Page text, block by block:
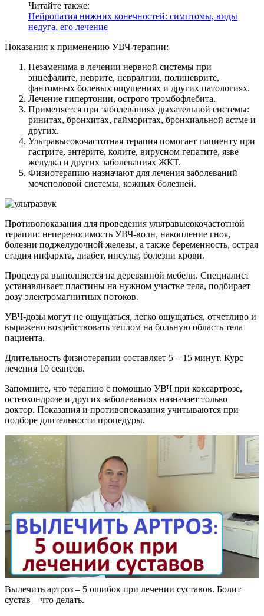
Читайте также:
Нейропатия нижних конечностей: симптомы, виды
недуга, его лечение
Показания к применению УВЧ-терапии:
Незаменима в лечении нервной системы при
энцефалите, неврите, невралгии, полиневрите,
фантомных болевых ощущениях и других патологиях.
Лечение гипертонии, острого тромбофлебита.
Применяется при заболеваниях дыхательной системы:
ринитах, бронхитах, гайморитах, бронхиальной астме и
других.
Ультравысокочастотная терапия помогает пациенту при
гастрите, энтерите, колите, вирусном гепатите, язве
желудка и других заболеваниях ЖКТ.
Физиотерапию назначают для лечения заболеваний
мочеполовой системы, кожных болезней.
Противопоказания для проведения ультравысокочастотной
терапии: непереносимость УВЧ-волн, накопление гноя,
болезни поджелудочной железы, а также беременность, острая
стадия инфаркта, диабет, инсульт, болезни крови.
Процедура выполняется на деревянной мебели. Специалист
устанавливает пластины на нужном участке тела, подбирает
дозу электромагнитных потоков.
УВЧ-дозы могут не ощущаться, легко ощущаться, отчетливо и
выражено воздействовать теплом на больную область тела
пациента.
Длительность физиотерапии составляет 5 – 15 минут. Курс
лечения 10 сеансов.
Запомните, что терапию с помощью УВЧ при коксартрозе,
остеохондрозе и других заболеваниях назначает только
доктор. Показания и противопоказания учитываются при
подборе длительности процедуры.
Вылечить артроз – 5 ошибок при лечении суставов. Болит
сустав – что делать.